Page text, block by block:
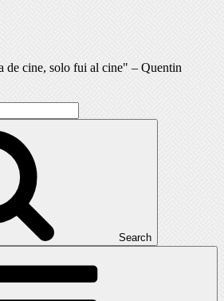
de cine, solo fui al cine" – Quentin
Search